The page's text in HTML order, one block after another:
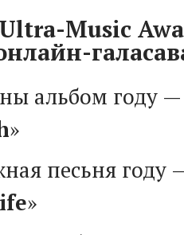
Music
альбом году
»
песьня году
»